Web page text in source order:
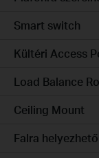
Smart switch
Kültéri Access
Load Balance
Ceiling Mount
Falra